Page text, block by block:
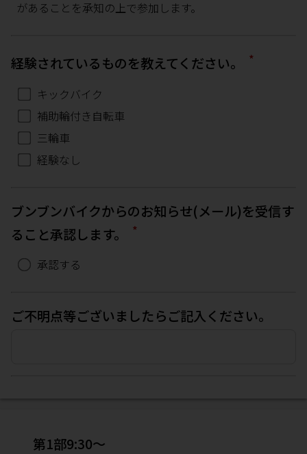
があることを承知の上で参加します。
経験されているものを教えてください。 *
キックバイク
補助輪付き自転車
三輪車
経験なし
ブンブンバイクからのお知らせ(メール)を受信す
ること承認します。
*
承認する
ご不明点等ございましたらご記入ください。
第1部9:30～